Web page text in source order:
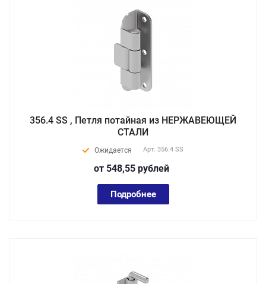
356.4 SS , Петля потайная из НЕРЖАВЕЮЩЕЙ
СТАЛИ
Ожидается Арт. 356.4 SS
от 548,55 рублей
Подробнее